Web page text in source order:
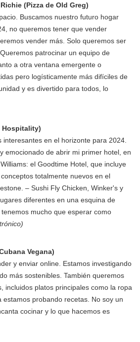
(Pizza de Old Greg)
Buscamos nuestro futuro hogar
no queremos tener que vender
vender más. Solo queremos ser
patrocinar un equipo de
a otra ventana emergente o
pero logísticamente más difíciles de
y es divertido para todos, lo
Hospitality)
interesantes en el horizonte para 2024.
emocionado de abrir mi primer hotel, en
el Goodtime Hotel, que incluye
totalmente nuevos en el
– Sushi Fly Chicken, Winker's y
diferentes en una esquina de
mucho que esperar como
Vegana)
y enviar online. Estamos investigando
más sostenibles. También queremos
incluidos platos principales como la ropa
estamos probando recetas. No soy un
cocinar y lo que hacemos es